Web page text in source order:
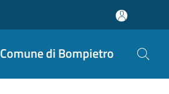
Comune di Bompietro